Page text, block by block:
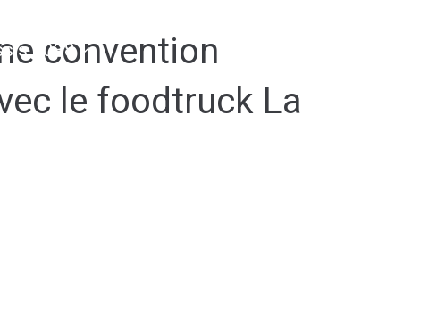
2038
convention
le foodtruck La